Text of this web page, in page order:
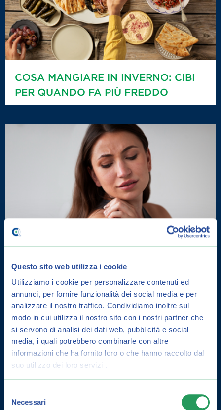
Questo sito web utilizza i cookie
Utilizziamo i cookie per personalizzare contenuti ed
annunci, per fornire funzionalità dei social media e per
analizzare il nostro traffico. Condividiamo inoltre sul
modo in cui utilizza il nostro sito con i nostri partner che
si servono di analisi dei dati web, pubblicità e social
media, i quali potrebbero combinarle con altre
informazioni che ha fornito loro o che hanno raccolto dal
suo utilizzo dei loro servizi .
delNecessari
COSA MANGIARE IN INVERNO: CIBI
PER QUANDO FA PIÙ FREDDO
DERMATITE SEBORROICA: COME
CURARLA E GUIDA ALLA
PREVENZIONE